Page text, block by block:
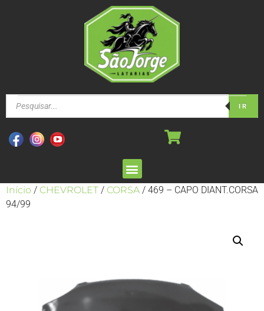
IR
Início / CHEVROLET / CORSA / 469 – CAPO DIANT.CORSA
94/99